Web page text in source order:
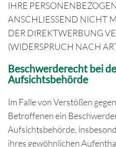
IHRE
ANSCHLIESSEND NICHT
DER DIREKTWERBUNG
(WIDERSPRUCH NACH
Beschwerde­recht bei
Aufsichts­behörde
Im Falle von Verstößen
Betroffenen ein
Aufsichtsbehörde,
ihres gewöhnlichen